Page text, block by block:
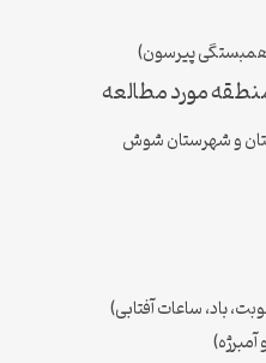
پیرسون)
مورد مطالعه
و شهرستان شوش
باد، ساعات آفتابی)